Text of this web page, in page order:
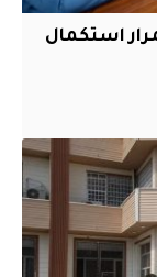
استكمال